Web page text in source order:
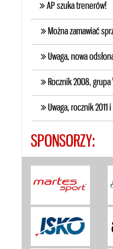
AP szuka trenerów!
Można zamawiać
Uwaga, nowa
Rocznik 2008,
Uwaga, rocznik 2011
SPONSORZY: